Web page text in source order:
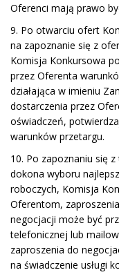
Oferenci mają prawo
9. Po otwarciu ofert
na zapoznanie się z
Komisja Konkursowa
przez Oferenta
działająca w imieniu
dostarczenia przez
oświadczeń,
warunków przetargu.
10. Po zapoznaniu się
dokona wyboru
roboczych, Komisja
Oferentom,
negocjacji może być
telefonicznej lub
zaproszenia do
na świadczenie usługi